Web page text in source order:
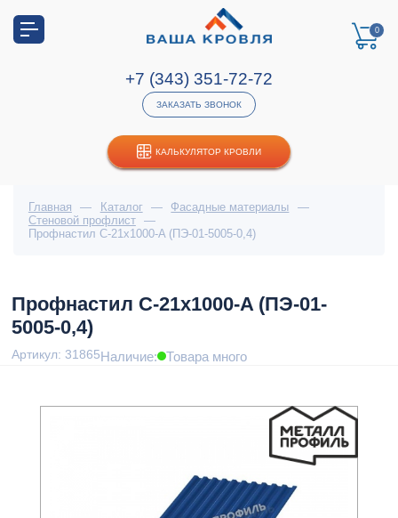
КАЛЬКУЛЯТОР КРОВЛИ
0
+7 (343) 351-72-72
ЗАКАЗАТЬ ЗВОНОК
Главная — Каталог — Фасадные материалы
—
Стеновой профлист
—
Профнастил С-21x1000-A (ПЭ-01-5005-0,4)
Профнастил С-21x1000-A (ПЭ-01-
5005-0,4)
Артикул: 31865Наличие: Товара много